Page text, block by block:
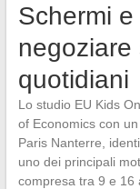
Schermi
negoziare
quotidiani
Lo studio EU Kids
of Economics con
Paris Nanterre,
uno dei principali
compresa tra 9 e 16